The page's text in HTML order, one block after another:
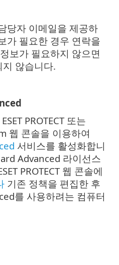
당자 이메일을 제공하
가 필요한 경우 연락을
보가 필요하지 않으면
지 않습니다.
PROTECT 또는
웹 콘솔을 이용하여
서비스를 활성화합니
Advanced 라이선스
PROTECT 웹 콘솔에
기존 정책을 편집한 후
를 사용하려는 컴퓨터